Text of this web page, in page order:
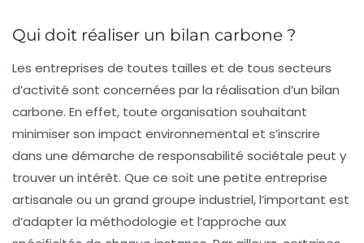
Qui doit réaliser un bilan carbone ?
Les entreprises de toutes tailles et de tous secteurs
d’activité sont concernées par la réalisation d’un bilan
carbone. En effet, toute organisation souhaitant
minimiser son impact environnemental et s’inscrire
dans une démarche de responsabilité sociétale peut y
trouver un intérêt. Que ce soit une petite entreprise
artisanale ou un grand groupe industriel, l’important est
d’adapter la méthodologie et l’approche aux